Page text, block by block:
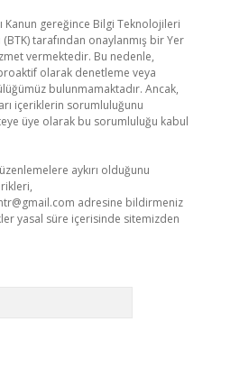
Kanun gereğince Bilgi Teknolojileri
tarafından onaylanmış bir Yer
vermektedir. Bu nedenle,
olarak denetleme veya
bulunmamaktadır. Ancak,
içeriklerin sorumluluğunu
üye olarak bu sorumluluğu kabul
aykırı olduğunu
adresine bildirmeniz
yasal süre içerisinde sitemizden